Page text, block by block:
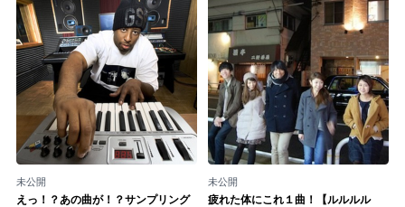
#ヒップホップ #男性シンガーグループ #R&B/ソウル
会社概要
お問い合わせ
記事リクエスト
ログイン
LINK
未公開
えっ！？あの曲が！？サンプリング
未公開
疲れた体にこれ１曲！【ルルルル